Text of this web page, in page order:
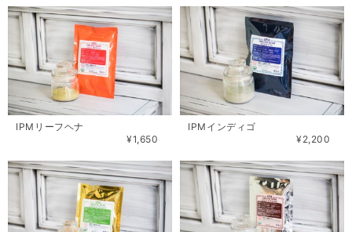
IPMリーフヘナ
¥1,650
IPMインディゴ
¥2,200